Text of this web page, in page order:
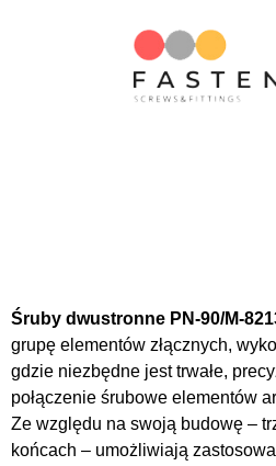
Śruby dwustronne PN-90/M-
grupę elementów złącznych,
gdzie niezbędne jest trwałe,
połączenie śrubowe elementów
Ze względu na swoją budowę –
końcach – umożliwiają